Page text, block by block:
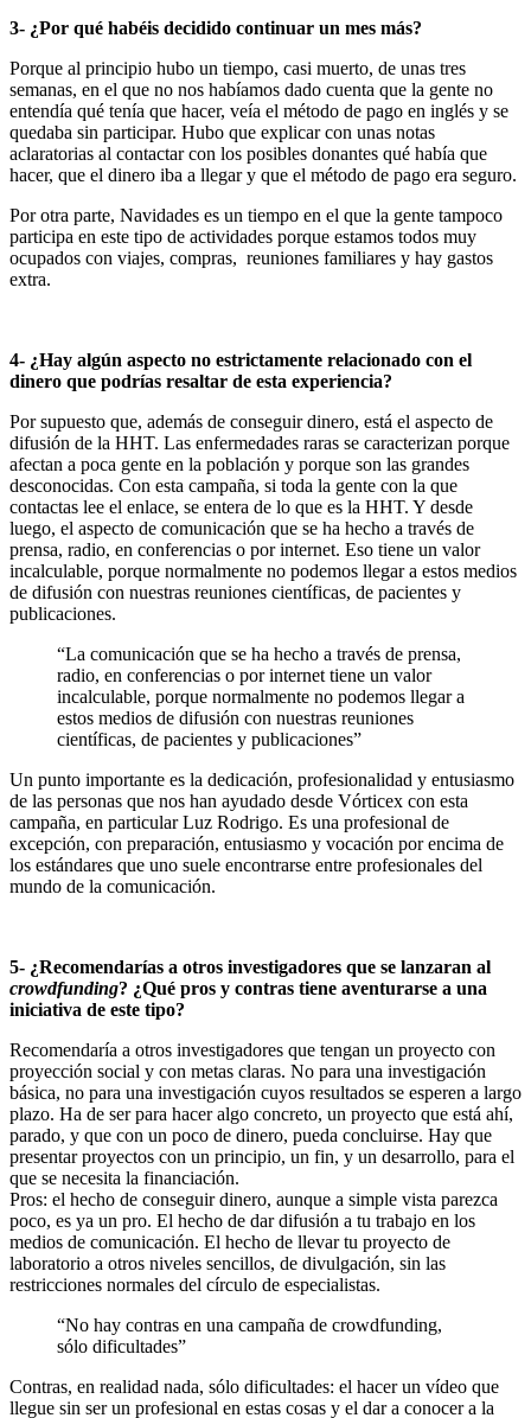
3- ¿Por qué habéis decidido continuar un mes más?
Porque al principio hubo un tiempo, casi muerto, de unas tres
semanas, en el que no nos habíamos dado cuenta que la gente no
entendía qué tenía que hacer, veía el método de pago en inglés y se
quedaba sin participar. Hubo que explicar con unas notas
aclaratorias al contactar con los posibles donantes qué había que
hacer, que el dinero iba a llegar y que el método de pago era seguro.
Por otra parte, Navidades es un tiempo en el que la gente tampoco
participa en este tipo de actividades porque estamos todos muy
ocupados con viajes, compras, reuniones familiares y hay gastos
extra.
4- ¿Hay algún aspecto no estrictamente relacionado con el
dinero que podrías resaltar de esta experiencia?
Por supuesto que, además de conseguir dinero, está el aspecto de
difusión de la HHT. Las enfermedades raras se caracterizan porque
afectan a poca gente en la población y porque son las grandes
desconocidas. Con esta campaña, si toda la gente con la que
contactas lee el enlace, se entera de lo que es la HHT. Y desde
luego, el aspecto de comunicación que se ha hecho a través de
prensa, radio, en conferencias o por internet. Eso tiene un valor
incalculable, porque normalmente no podemos llegar a estos medios
de difusión con nuestras reuniones científicas, de pacientes y
publicaciones.
“La comunicación que se ha hecho a través de prensa,
radio, en conferencias o por internet tiene un valor
incalculable, porque normalmente no podemos llegar a
estos medios de difusión con nuestras reuniones
científicas, de pacientes y publicaciones”
Un punto importante es la dedicación, profesionalidad y entusiasmo
de las personas que nos han ayudado desde Vórticex con esta
campaña, en particular Luz Rodrigo. Es una profesional de
excepción, con preparación, entusiasmo y vocación por encima de
los estándares que uno suele encontrarse entre profesionales del
mundo de la comunicación.
5- ¿Recomendarías a otros investigadores que se lanzaran al
crowdfunding? ¿Qué pros y contras tiene aventurarse a una
iniciativa de este tipo?
Recomendaría a otros investigadores que tengan un proyecto con
proyección social y con metas claras. No para una investigación
básica, no para una investigación cuyos resultados se esperen a largo
plazo. Ha de ser para hacer algo concreto, un proyecto que está ahí,
parado, y que con un poco de dinero, pueda concluirse. Hay que
presentar proyectos con un principio, un fin, y un desarrollo, para el
que se necesita la financiación.
Pros: el hecho de conseguir dinero, aunque a simple vista parezca
poco, es ya un pro. El hecho de dar difusión a tu trabajo en los
medios de comunicación. El hecho de llevar tu proyecto de
laboratorio a otros niveles sencillos, de divulgación, sin las
restricciones normales del círculo de especialistas.
“No hay contras en una campaña de crowdfunding,
sólo dificultades”
Contras, en realidad nada, sólo dificultades: el hacer un vídeo que
llegue sin ser un profesional en estas cosas y el dar a conocer a la